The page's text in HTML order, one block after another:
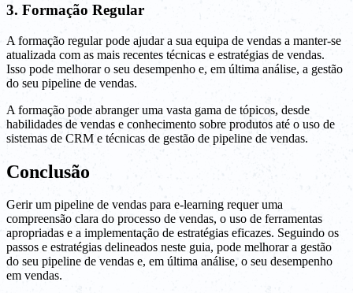
3. Formação Regular
A formação regular pode ajudar a sua equipa de vendas a manter-se
atualizada com as mais recentes técnicas e estratégias de vendas.
Isso pode melhorar o seu desempenho e, em última análise, a gestão
do seu pipeline de vendas.
A formação pode abranger uma vasta gama de tópicos, desde
habilidades de vendas e conhecimento sobre produtos até o uso de
sistemas de CRM e técnicas de gestão de pipeline de vendas.
Conclusão
Gerir um pipeline de vendas para e-learning requer uma
compreensão clara do processo de vendas, o uso de ferramentas
apropriadas e a implementação de estratégias eficazes. Seguindo os
passos e estratégias delineados neste guia, pode melhorar a gestão
do seu pipeline de vendas e, em última análise, o seu desempenho
em vendas.